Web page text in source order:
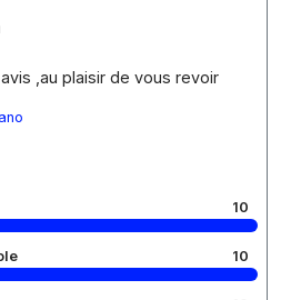
,au plaisir de vous revoir
10
10